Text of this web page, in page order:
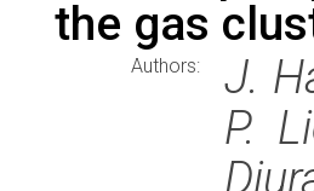
the gas
Authors:
J.
P.